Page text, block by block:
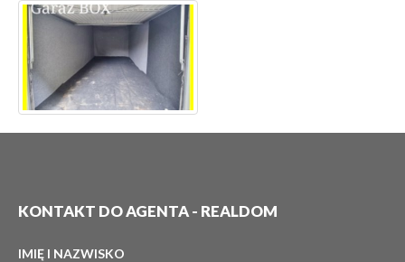
KONTAKT DO AGENTA - REALDOM
IMIĘ I NAZWISKO